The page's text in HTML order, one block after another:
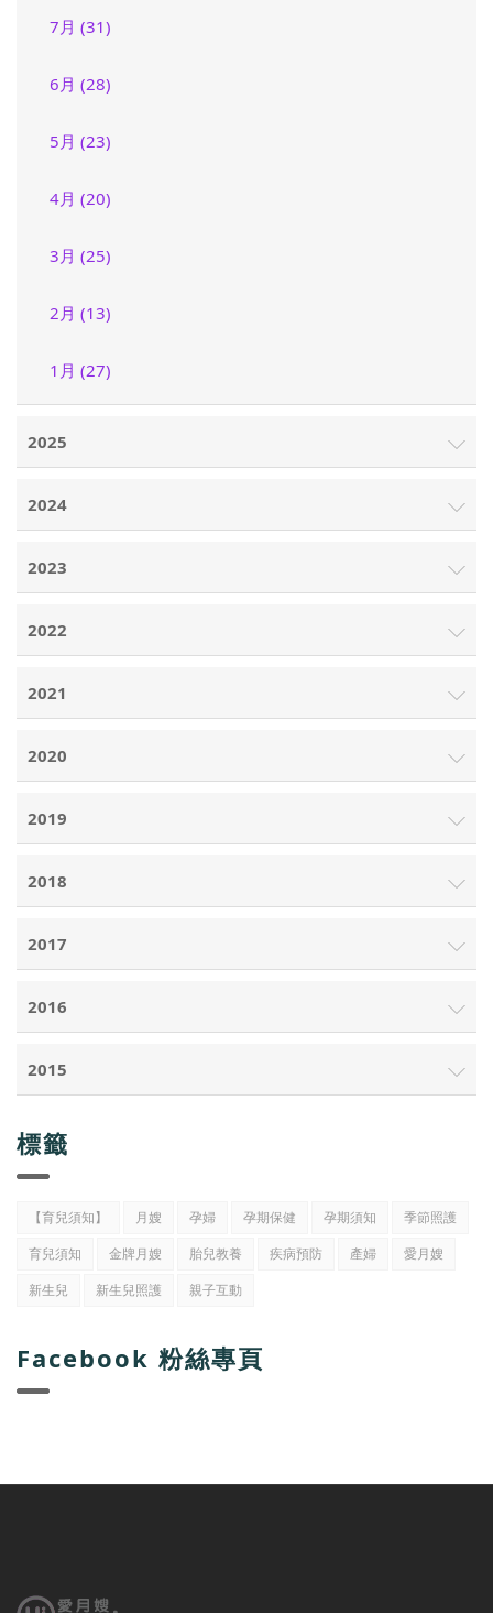
7月 (31)
6月 (28)
5月 (23)
4月 (20)
3月 (25)
2月 (13)
1月 (27)
2025
2024
2023
2022
2021
2020
2019
2018
2017
2016
2015
標籤
【育兒須知】 月嫂 孕婦 孕期保健 孕期須知
季節照護
育兒須知
金牌月嫂 胎兒教養 疾病預防 產婦
愛月嫂
新生兒
新生兒照護 親子互動
Facebook 粉絲專頁